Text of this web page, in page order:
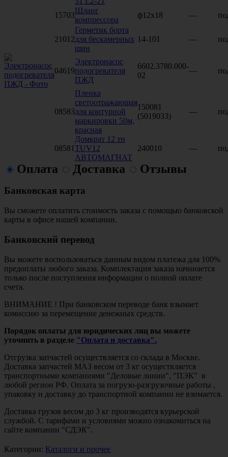
15703
Шланг
компрессора
ф12х18 —
21012
Герметик борта
для бескамерных
шин
14-101 —
04619
Электронасос
подогревателя
ПЖД
6602.3780.000-
02
—
08583
Пленка
светоотражающая
для контурной
маркировки 50м,
красная
150081
(5019033)
—
08581
Домкрат 12 тн
TUV12
АВТОМАГНАТ
240010 —
Оплата Доставка Отзывы
Банковская карта
Вы сможете оплатить стоимость заказа с помощью банковской
карты в офисе нашей компании.
Банковский перевод
Вы можете воспользоваться данным видом платежа для 100%
предоплаты любого заказа. Комплектация заказа начинается
только после поступления информации о полной оплате
счета.
ВНИМАНИЕ ! При банковском переводе банк взымает
комиссию за перемещение денежных средств.
Порядок оплаты для юридических лиц вы можете
уточнить в разделе "Оплата и доставка".
Отгрузка запчастей осуществляется со склада в Москве.
Доставка запчастей МАЗ весом от 3 кг осуществляется
транспортными компаниями "Деловые линии", "ПЭК" в
любой регион РФ. Оплата за погрузо-разгрузочные работы ,
упаковку и доставку до транспортной компании не взимается.
Доставка грузов весом до 3 кг производятся курьерской
службой. С тарифами и условиями можно ознакомиться на
сайте компании "СДЭК".
Категории: Каталоги и прочее